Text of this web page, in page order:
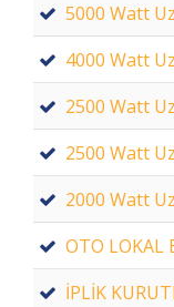
5000 Watt
4000 Watt
2500 Watt
2500 Watt
2000 Watt
OTO LOKAL
İPLİK